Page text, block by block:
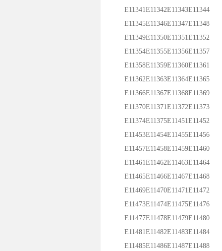
E11341E11342E11343E11344
E11345E11346E11347E11348
E11349E11350E11351E11352
E11354E11355E11356E11357
E11358E11359E11360E11361
E11362E11363E11364E11365
E11366E11367E11368E11369
E11370E11371E11372E11373
E11374E11375E11451E11452
E11453E11454E11455E11456
E11457E11458E11459E11460
E11461E11462E11463E11464
E11465E11466E11467E11468
E11469E11470E11471E11472
E11473E11474E11475E11476
E11477E11478E11479E11480
E11481E11482E11483E11484
E11485E11486E11487E11488